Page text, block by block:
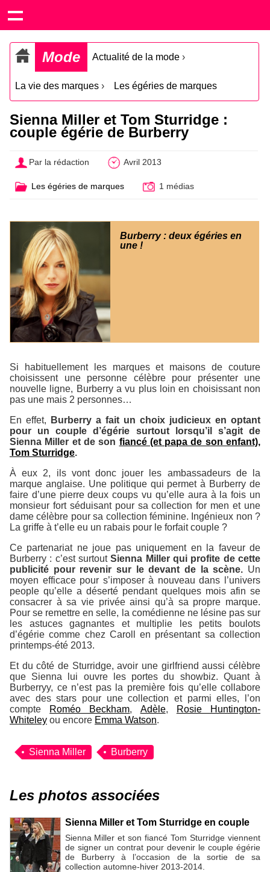
Mode Actualité de la mode ›
La vie des marques › Les égéries de marques
Sienna Miller et Tom Sturridge :
couple égérie de Burberry
Par la rédaction Avril 2013
Les égéries de marques 1 médias
Burberry : deux égéries en
une !
Si habituellement les marques et maisons de couture
choisissent une personne célèbre pour présenter une
nouvelle ligne, Burberry a vu plus loin en choisissant non
pas une mais 2 personnes…
En effet,
Burberry a fait un choix judicieux en optant
pour un couple d’égérie surtout lorsqu’il s’agit de
Sienna Miller et de son fiancé (et papa de son enfant),
Tom Sturridge.
À eux 2, ils vont donc jouer les ambassadeurs de la
marque anglaise. Une politique qui permet à Burberry de
faire d’une pierre deux coups vu qu’elle aura à la fois un
monsieur fort séduisant pour sa collection for men et une
dame célèbre pour sa collection féminine. Ingénieux non ?
La griffe à t’elle eu un rabais pour le forfait couple ?
Ce partenariat ne joue pas uniquement en la faveur de
Burberry : c’est surtoutSienna Miller qui profite de cette
publicité pour revenir sur le devant de la scène. Un
moyen efficace pour s’imposer à nouveau dans l’univers
people qu’elle a déserté pendant quelques mois afin se
consacrer à sa vie privée ainsi qu’à sa propre marque.
Pour se remettre en selle, la comédienne ne lésine pas sur
les astuces gagnantes et multiplie les petits boulots
d’égérie comme chez Caroll en présentant sa collection
printemps-été 2013.
Et du côté de Sturridge, avoir une girlfriend aussi célèbre
que Sienna lui ouvre les portes du showbiz. Quant à
Burberryy, ce n’est pas la première fois qu’elle collabore
avec des stars pour une collection et parmi elles, l’on
compte
Roméo Beckham, Adèle,
Rosie Huntington-
Whiteley ou encore Emma Watson.
Sienna Miller Burberry
Les photos associées
Sienna Miller et Tom Sturridge en couple
Sienna Miller et son fiancé Tom Sturridge viennent
de signer un contrat pour devenir le couple égérie
de Burberry à l’occasion de la sortie de sa
collection automne-hiver 2013-2014.